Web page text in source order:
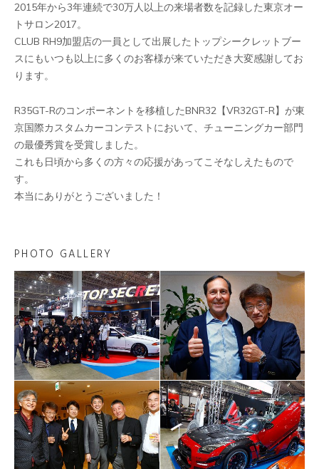
2015年から3年連続で30万人以上の来場者数を記録した東京オー
トサロン2017。
CLUB RH9加盟店の一員として出展したトップシークレットブー
スにもいつも以上に多くのお客様が来ていただき大変感謝してお
ります。
R35GT-Rのコンポーネントを移植したBNR32【VR32GT-R】が東
京国際カスタムカーコンテストにおいて、チューニングカー部門
の最優秀賞を受賞しました。
これも日頃から多くの方々の応援があってこそなしえたもので
す。
本当にありがとうございました！
PHOTO GALLERY